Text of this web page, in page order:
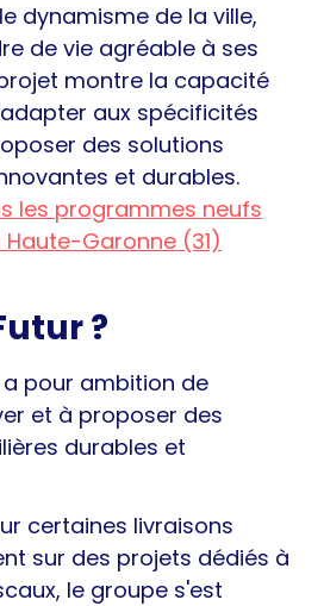
dynamisme de la ville,
de vie agréable à ses
montre la capacité
aux spécificités
des solutions
et durables.
les programmes neufs
Garonne (31)
?
a pour ambition de
et à proposer des
durables et
certaines livraisons
sur des projets dédiés à
le groupe s'est